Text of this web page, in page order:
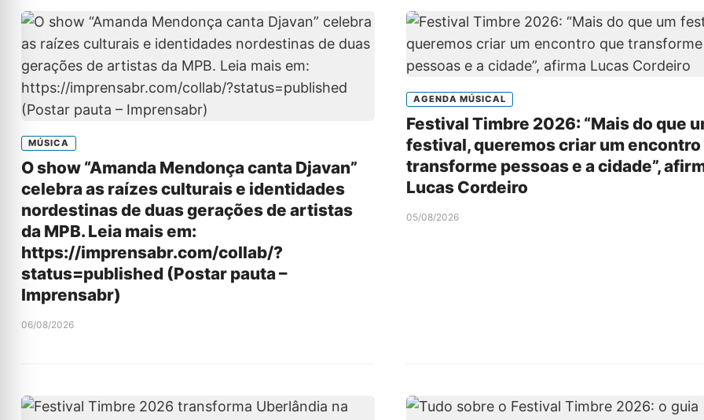
MÚSICA
O show “Amanda Mendonça canta Djavan”
celebra as raízes culturais e identidades
nordestinas de duas gerações de artistas
da MPB. Leia mais em:
https://imprensabr.com/collab/?
status=published (Postar pauta –
Imprensabr)
06/08/2026
AGENDA MÚSICAL
Festival Timbre 2026: “Mais do que
festival, queremos criar um encontro
transforme pessoas e a cidade”,
Lucas Cordeiro
05/08/2026